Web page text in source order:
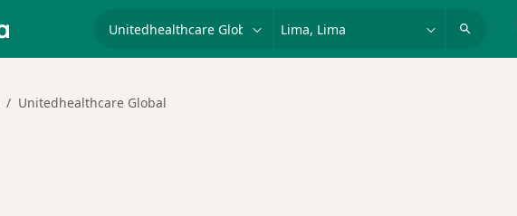
Unitedhealthcare Global